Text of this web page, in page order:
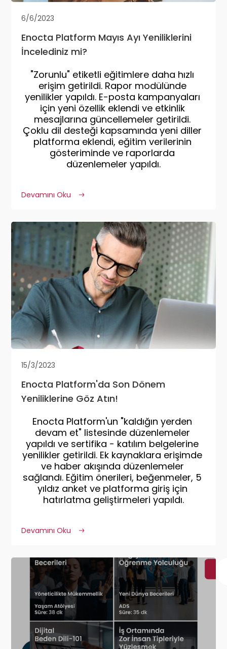
6/6/2023
Enocta Platform Mayıs Ayı Yeniliklerini
İncelediniz mi?
"Zorunlu" etiketli eğitimlere daha hızlı
erişim getirildi. Rapor modülünde
yenilikler yapıldı. E-posta kampanyaları
için yeni özellik eklendi ve etkinlik
mesajlarına güncellemeler getirildi.
Çoklu dil desteği kapsamında yeni diller
platforma eklendi, eğitim verilerinin
gösteriminde ve raporlarda
düzenlemeler yapıldı.
Devamını Oku
15/3/2023
Enocta Platform'da Son Dönem
Yeniliklerine Göz Atın!
Enocta Platform'un "kaldığın yerden
devam et" listesinde düzenlemeler
yapıldı ve sertifika - katılım belgelerine
yenilikler getirildi. Ek kaynaklara erişimde
ve haber akışında düzenlemeler
sağlandı. Eğitim önerileri, beğenmeler, 5
yıldız anket ve platforma giriş için
hatırlatma geliştirmeleri yapıldı.
Devamını Oku